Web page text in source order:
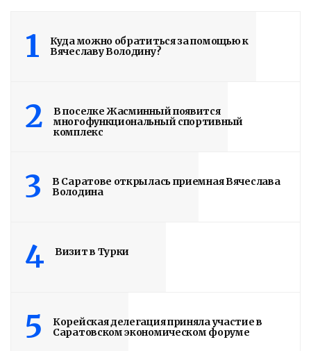
1
Куда можно обратиться за помощью к
Вячеславу Володину?
2
В поселке Жасминный появится
многофункциональный спортивный
комплекс
3
В Саратове открылась приемная Вячеслава
Володина
4 Визит в Турки
5
Корейская делегация приняла участие в
Саратовском экономическом форуме
Володин о СПАСЕНИИ
здания колледжа
им. Яблочкова СГУ